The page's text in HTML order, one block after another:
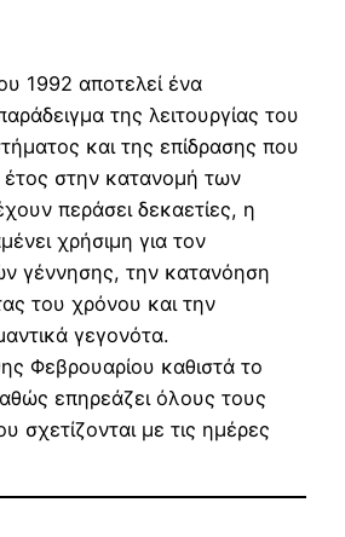
1992 αποτελεί ένα
της λειτουργίας του
και της επίδρασης που
έτος στην κατανομή των
περάσει δεκαετίες, η
χρήσιμη για τον
γέννησης, την κατανόηση
του χρόνου και την
γεγονότα.
Φεβρουαρίου καθιστά το
επηρεάζει όλους τους
σχετίζονται με τις ημέρες